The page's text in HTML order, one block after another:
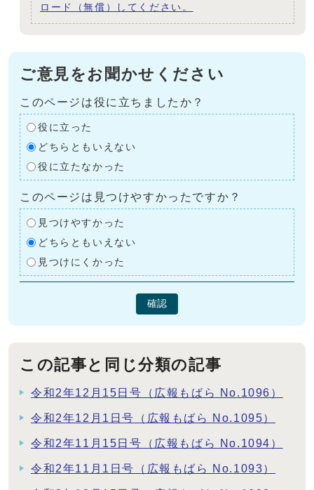
ロード（無償）してください。
ご意見をお聞かせください
このページは役に立ちましたか？
役に立った
どちらともいえない
役に立たなかった
このページは見つけやすかったですか？
見つけやすかった
どちらともいえない
見つけにくかった
確認
この記事と同じ分類の記事
令和2年12月15日号（広報もばら No.1096）
令和2年12月1日号（広報もばら No.1095）
令和2年11月15日号（広報もばら No.1094）
令和2年11月1日号（広報もばら No.1093）